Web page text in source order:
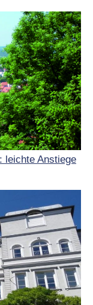
leichte Anstiege